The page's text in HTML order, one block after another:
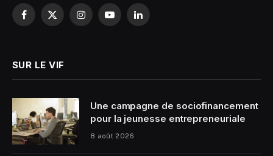
Facebook
X
InstagramYouTubeLinkedIn
SUR LE VIF
Une campagne de sociofinancement
pour la jeunesse entrepreneuriale
8 août 2026